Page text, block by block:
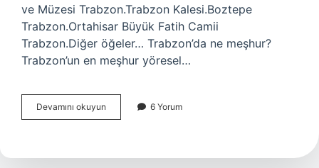
ve Müzesi Trabzon.Trabzon Kalesi.Boztepe
Trabzon.Ortahisar Büyük Fatih Camii
Trabzon.Diğer öğeler… Trabzon’da ne meşhur?
Trabzon’un en meşhur yöresel…
Devamını okuyun Trabzon
Merkezde
6 Yorum